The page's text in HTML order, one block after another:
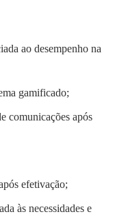
ao desempenho na
gamificado;
comunicações após
efetivação;
às necessidades e